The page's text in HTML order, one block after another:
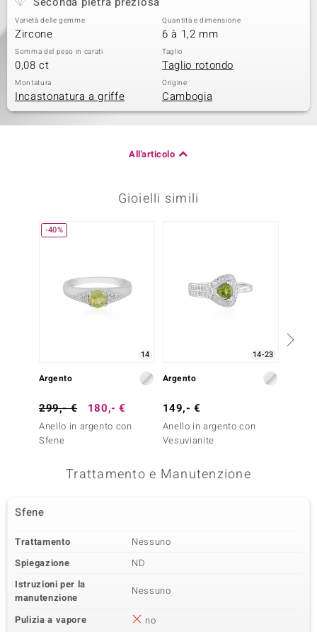
Varietà delle gemme
Zircone
Quantità e dimensione
6 à 1,2 mm
Somma del peso in carati
0,08 ct
Taglio
Taglio rotondo
Montatura
Incastonatura a griffe
Origine
Cambogia
All'articolo
Gioielli simili
-40%
14
Argento
299,- € 180,- €
Anello in argento con
Sfene
14-23
Argento
149,- €
Anello in argento con
Vesuvianite
Trattamento e Manutenzione
Sfene
Trattamento
Nessuno
Spiegazione
ND
Istruzioni per la
manutenzione
Nessuno
Pulizia a vapore
no